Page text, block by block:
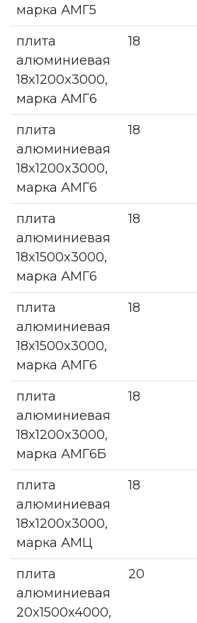
марка АМГ5
плита
алюминиевая
18x1200x3000,
марка АМГ6
18
плита
алюминиевая
18x1200x3000,
марка АМГ6
18
плита
алюминиевая
18x1500x3000,
марка АМГ6
18
плита
алюминиевая
18x1500x3000,
марка АМГ6
18
плита
алюминиевая
18x1200x3000,
марка АМГ6Б
18
плита
алюминиевая
18x1200x3000,
марка АМЦ
18
плита
алюминиевая
20x1500x4000,
20